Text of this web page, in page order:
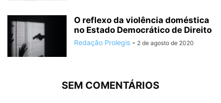
O reflexo da violência doméstica
no Estado Democrático de Direito
Redação Prolegis - 2 de agosto de 2020
SEM COMENTÁRIOS